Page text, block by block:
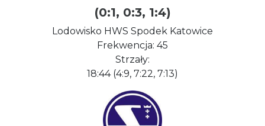
(0:1, 0:3, 1:4)
Lodowisko HWS Spodek Katowice
Frekwencja: 45
Strzały:
18:44 (4:9, 7:22, 7:13)